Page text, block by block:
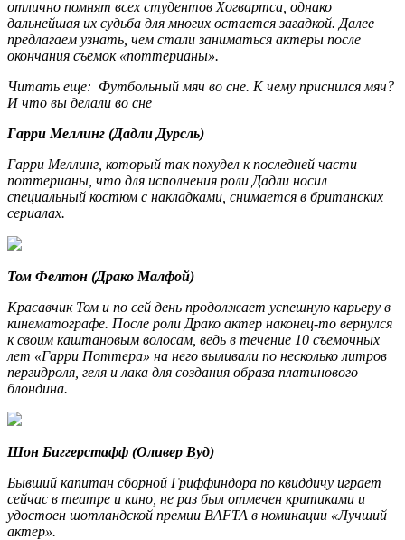
отлично помнят всех студентов Хогвартса, однако
дальнейшая их судьба для многих остается загадкой. Далее
предлагаем узнать, чем стали заниматься актеры после
окончания съемок «поттерианы».
Читать еще: Футбольный мяч во сне. К чему приснился мяч?
И что вы делали во сне
Гарри Меллинг (Дадли Дурсль)
Гарри Меллинг, который так похудел к последней части
поттерианы, что для исполнения роли Дадли носил
специальный костюм с накладками, снимается в британских
сериалах.
Том Фелтон (Драко Малфой)
Красавчик Том и по сей день продолжает успешную карьеру в
кинематографе. После роли Драко актер наконец-то вернулся
к своим каштановым волосам, ведь в течение 10 съемочных
лет «Гарри Поттера» на него выливали по несколько литров
пергидроля, геля и лака для создания образа платинового
блондина.
Шон Биггерстафф (Оливер Вуд)
Бывший капитан сборной Гриффиндора по квиддичу играет
сейчас в театре и кино, не раз был отмечен критиками и
удостоен шотландской премии BAFTA в номинации «Лучший
актер».